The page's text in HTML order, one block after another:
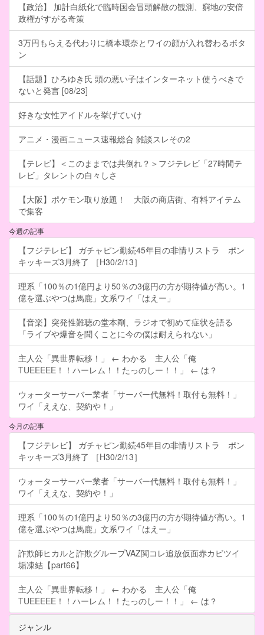
【政治】 加計白紙化で臨時国会冒頭解散の観測、窮地の安倍
政権がすがる奇策
3万円もらえる代わりに橋本環奈とワイの顔が入れ替わるボタ
ン
【話題】ひろゆき氏 頭の悪い子はインターネット使うべきで
ないと発言 [08/23]
好きな女性アイドルを挙げていけ
アニメ・漫画ニュース速報総合 雑談スレその2
【テレビ】＜このままでは共倒れ？＞フジテレビ「27時間テ
レビ」タレントの白々しさ
【大阪】ポケモン取り放題！ 大阪の商店街、有料アイテム
で集客
今週の記事
【フジテレビ】 ガチャピン勤続45年目の非情リストラ ポン
キッキーズ3月終了 ［H30/2/13］
理系「100％の1億円より50％の3億円の方が期待値が高い。1
億を選ぶやつは馬鹿」文系ワイ「はえー」
【音楽】突発性難聴の堂本剛、ラジオで初めて症状を語る
「ライブや爆音を聞くことに今の僕は耐えられない」
主人公「異世界転移！」 ← わかる 主人公「俺
TUEEEEE！！ハーレム！！たっのしー！！」 ← は？
ウォーターサーバー業者「サーバー代無料！取付も無料！」
ワイ「ええな、契約や！」
今月の記事
【フジテレビ】 ガチャピン勤続45年目の非情リストラ ポン
キッキーズ3月終了 ［H30/2/13］
ウォーターサーバー業者「サーバー代無料！取付も無料！」
ワイ「ええな、契約や！」
理系「100％の1億円より50％の3億円の方が期待値が高い。1
億を選ぶやつは馬鹿」文系ワイ「はえー」
詐欺師ヒカルと詐欺グループVAZ関コレ追放仮面赤カビツイ
垢凍結【part66】
主人公「異世界転移！」 ← わかる 主人公「俺
TUEEEEE！！ハーレム！！たっのしー！！」 ← は？
ジャンル